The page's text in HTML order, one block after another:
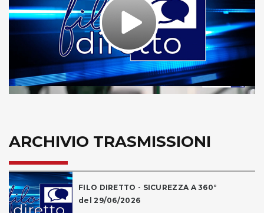
Play
ARCHIVIO TRASMISSIONI
FILO DIRETTO - SICUREZZA A 360°
del 29/06/2026